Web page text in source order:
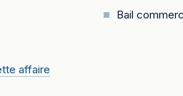
Bail
affaire